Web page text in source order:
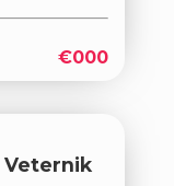
€000
Veternik